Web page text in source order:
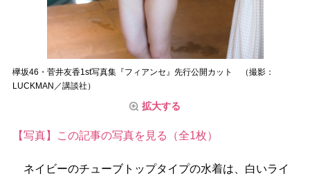
欅坂46・菅井友香1st写真集『フィアンセ』先行公開カット （撮影：
LUCKMAN／講談社）
拡大する
【写真】この記事の写真を見る（全1枚）
ネイビーのチューブトップタイプの水着は、白いライ